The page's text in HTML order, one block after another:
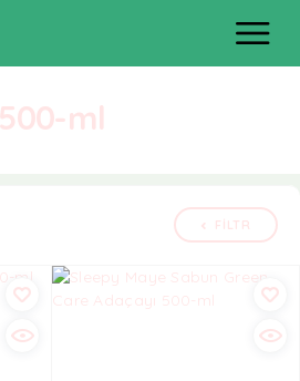
500-ml
FILTR